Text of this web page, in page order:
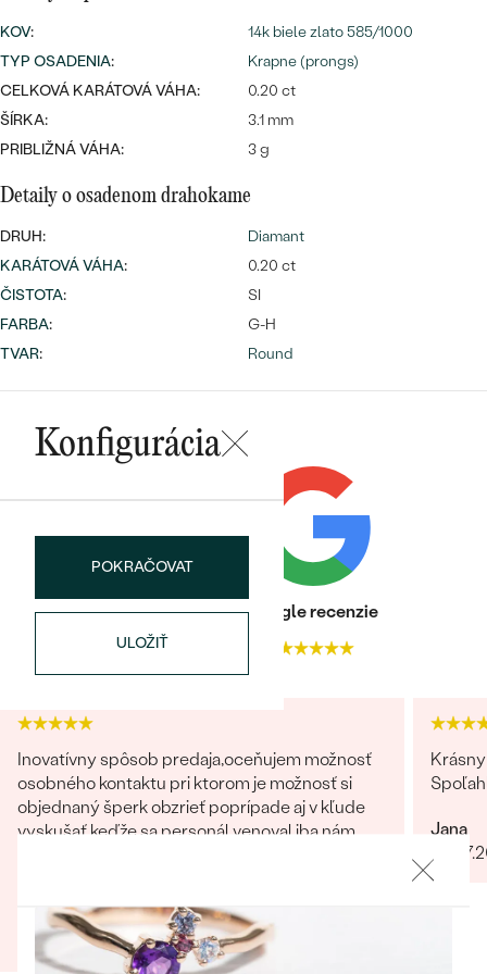
Najpredávanejšie
svadobné
PREZRIEŤ
DRAHOKAM
PODĽA MATERIÁLU
STRIEBRO
Wave kolekcia
S LAB GROWN DIAMANTMI
S PERLAMI
PERSONALIZOVANÉ
SYMBOLICKÉ
MINIMALISTICKÉ
PODĽA PRÍLEŽITOSTI
PODĽA FARBY
PODĽA TVARU DRAHOKAMU
NA MIERU
DIAMANTY
Najpredávanejšie
náušnice
LUXUSNÉ
Personalizované
prívesky
OBJAVIŤ
LUXUSNÉ
Najpredávanejšie
prstene
KOV:
14k biele zlato 585/1000
TYP OSADENIA:
Krapne (prongs)
CELKOVÁ KARÁTOVÁ VÁHA:
0.20 ct
ŠÍRKA:
3.1 mm
PRIBLIŽNÁ VÁHA:
3 g
Detaily o osadenom drahokame
DRUH:
Diamant
KARÁTOVÁ VÁHA:
0.20 ct
ČISTOTA:
SI
FARBA:
G-H
TVAR: Round
Konfigurácia
POKRAČOVAT
ULOŽIŤ
Heuréka recenzie
4.9
Google recenzie
Inovatívny spôsob predaja,oceňujem možnosť
osobného kontaktu pri ktorom je možnosť si
objednaný šperk obzrieť poprípade aj v kľude
vyskušať keďže sa personál venoval iba nám.
Ivana
30.10.2023
Zobraziť celú recenziu
Jana